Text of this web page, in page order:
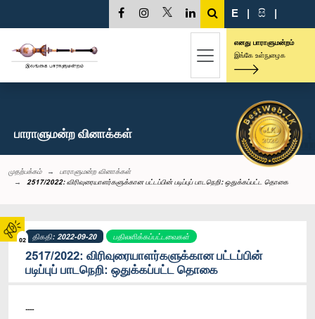
02
E | සි |
எனது பாராளுமன்றம்
இங்கே உள்நுழைக
பாராளுமன்ற வினாக்கள்
முதற்பக்கம்
பாராளுமன்ற வினாக்கள்
2517/2022: விரிவுரையாளர்களுக்கான பட்டப்பின் படிப்புப் பாடநெறி: ஒதுக்கப்பட்ட தொகை
திகதி: 2022-09-20 பதிலளிக்கப்பட்டவைகள்
2517/2022: விரிவுரையாளர்களுக்கான பட்டப்பின்
படிப்புப் பாடநெறி: ஒதுக்கப்பட்ட தொகை
----